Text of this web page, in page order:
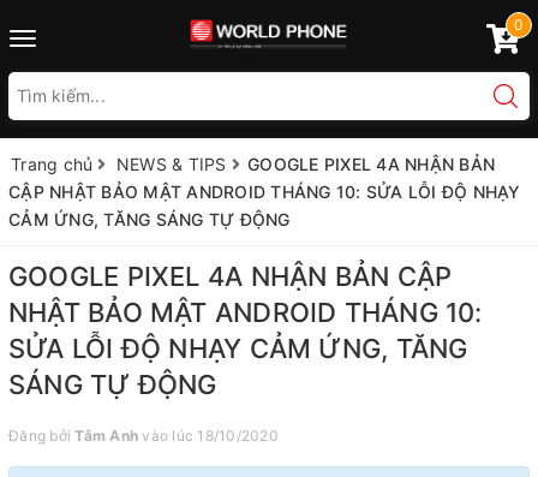
Toggle
0
Trang chủ NEWS & TIPS
GOOGLE PIXEL 4A NHẬN BẢN
CẬP NHẬT BẢO MẬT ANDROID THÁNG 10: SỬA LỖI ĐỘ NHẠY
CẢM ỨNG, TĂNG SÁNG TỰ ĐỘNG
GOOGLE PIXEL 4A NHẬN BẢN CẬP
NHẬT BẢO MẬT ANDROID THÁNG 10:
SỬA LỖI ĐỘ NHẠY CẢM ỨNG, TĂNG
SÁNG TỰ ĐỘNG
Đăng bởiTâm Anh vào lúc 18/10/2020